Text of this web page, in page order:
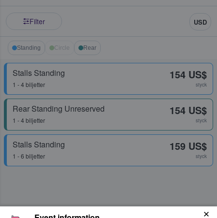
Filter USD
Standing Circle Rear
Stalls Standing
1 - 4 biljetter
154 US$
styck
Rear Standing Unreserved
1 - 4 biljetter
154 US$
styck
Stalls Standing
1 - 6 biljetter
159 US$
styck